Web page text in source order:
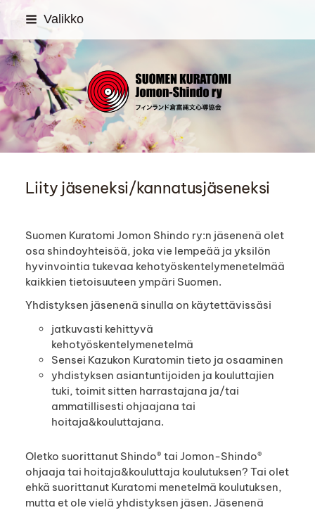
Siirry
sisältöön
Valikko
SUOMEN KURATOMI
Liity jäseneksi/kannatusjäseneksi
Suomen Kuratomi Jomon Shindo ry:n jäsenenä olet
osa shindoyhteisöä, joka vie lempeää ja yksilön
hyvinvointia tukevaa kehotyöskentelymenetelmää
kaikkien tietoisuuteen ympäri Suomen.
Yhdistyksen jäsenenä sinulla on käytettävissäsi
jatkuvasti kehittyvä
kehotyöskentelymenetelmä
Sensei Kazukon Kuratomin tieto ja osaaminen
yhdistyksen asiantuntijoiden ja kouluttajien
tuki, toimit sitten harrastajana ja/tai
ammatillisesti ohjaajana tai
hoitaja&kouluttajana.
Oletko suorittanut Shindo® tai Jomon-Shindo®
ohjaaja tai hoitaja&kouluttaja koulutuksen? Tai olet
ehkä suorittanut Kuratomi menetelmä koulutuksen,
mutta et ole vielä yhdistyksen jäsen. Jäsenenä